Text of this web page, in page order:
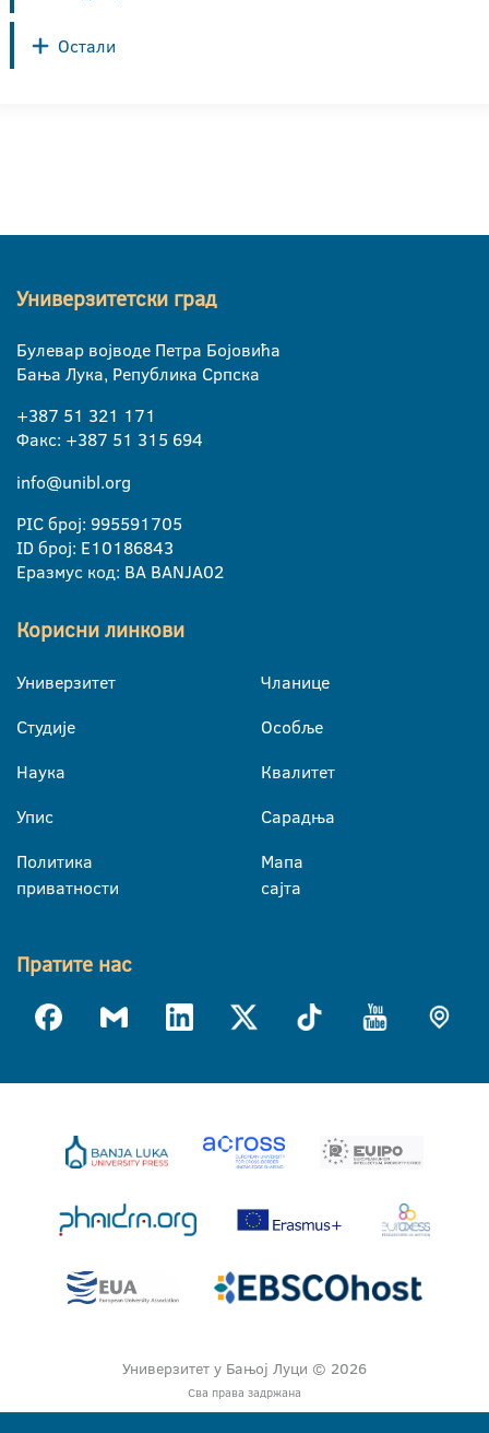
Остали
Универзитетски град
Булевар војводе Петра Бојовића
Бања Лука, Република Српска
+387 51 321 171
Факс: +387 51 315 694
info@unibl.org
PIC број: 995591705
ID број: E10186843
Еразмус код: BA BANJA02
Корисни линкови
Универзитет
Студије
Наука
Упис
Политика
приватности
Чланице
Особље
Квалитет
Сарадња
Мапа
сајта
Пратите нас
Универзитет у Бањој Луци © 2026
Сва права задржана